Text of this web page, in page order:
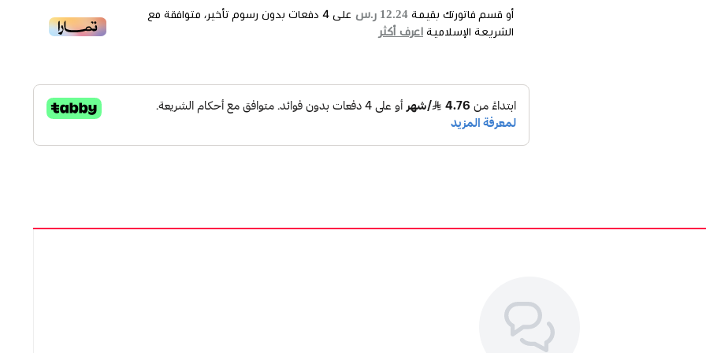
أو قسم فاتورتك بقيمة 12.24 ر.س على 4 دفعات بدون رسوم تأخير، متوافقة مع
الشريعة الإسلامية اعرف أكثر